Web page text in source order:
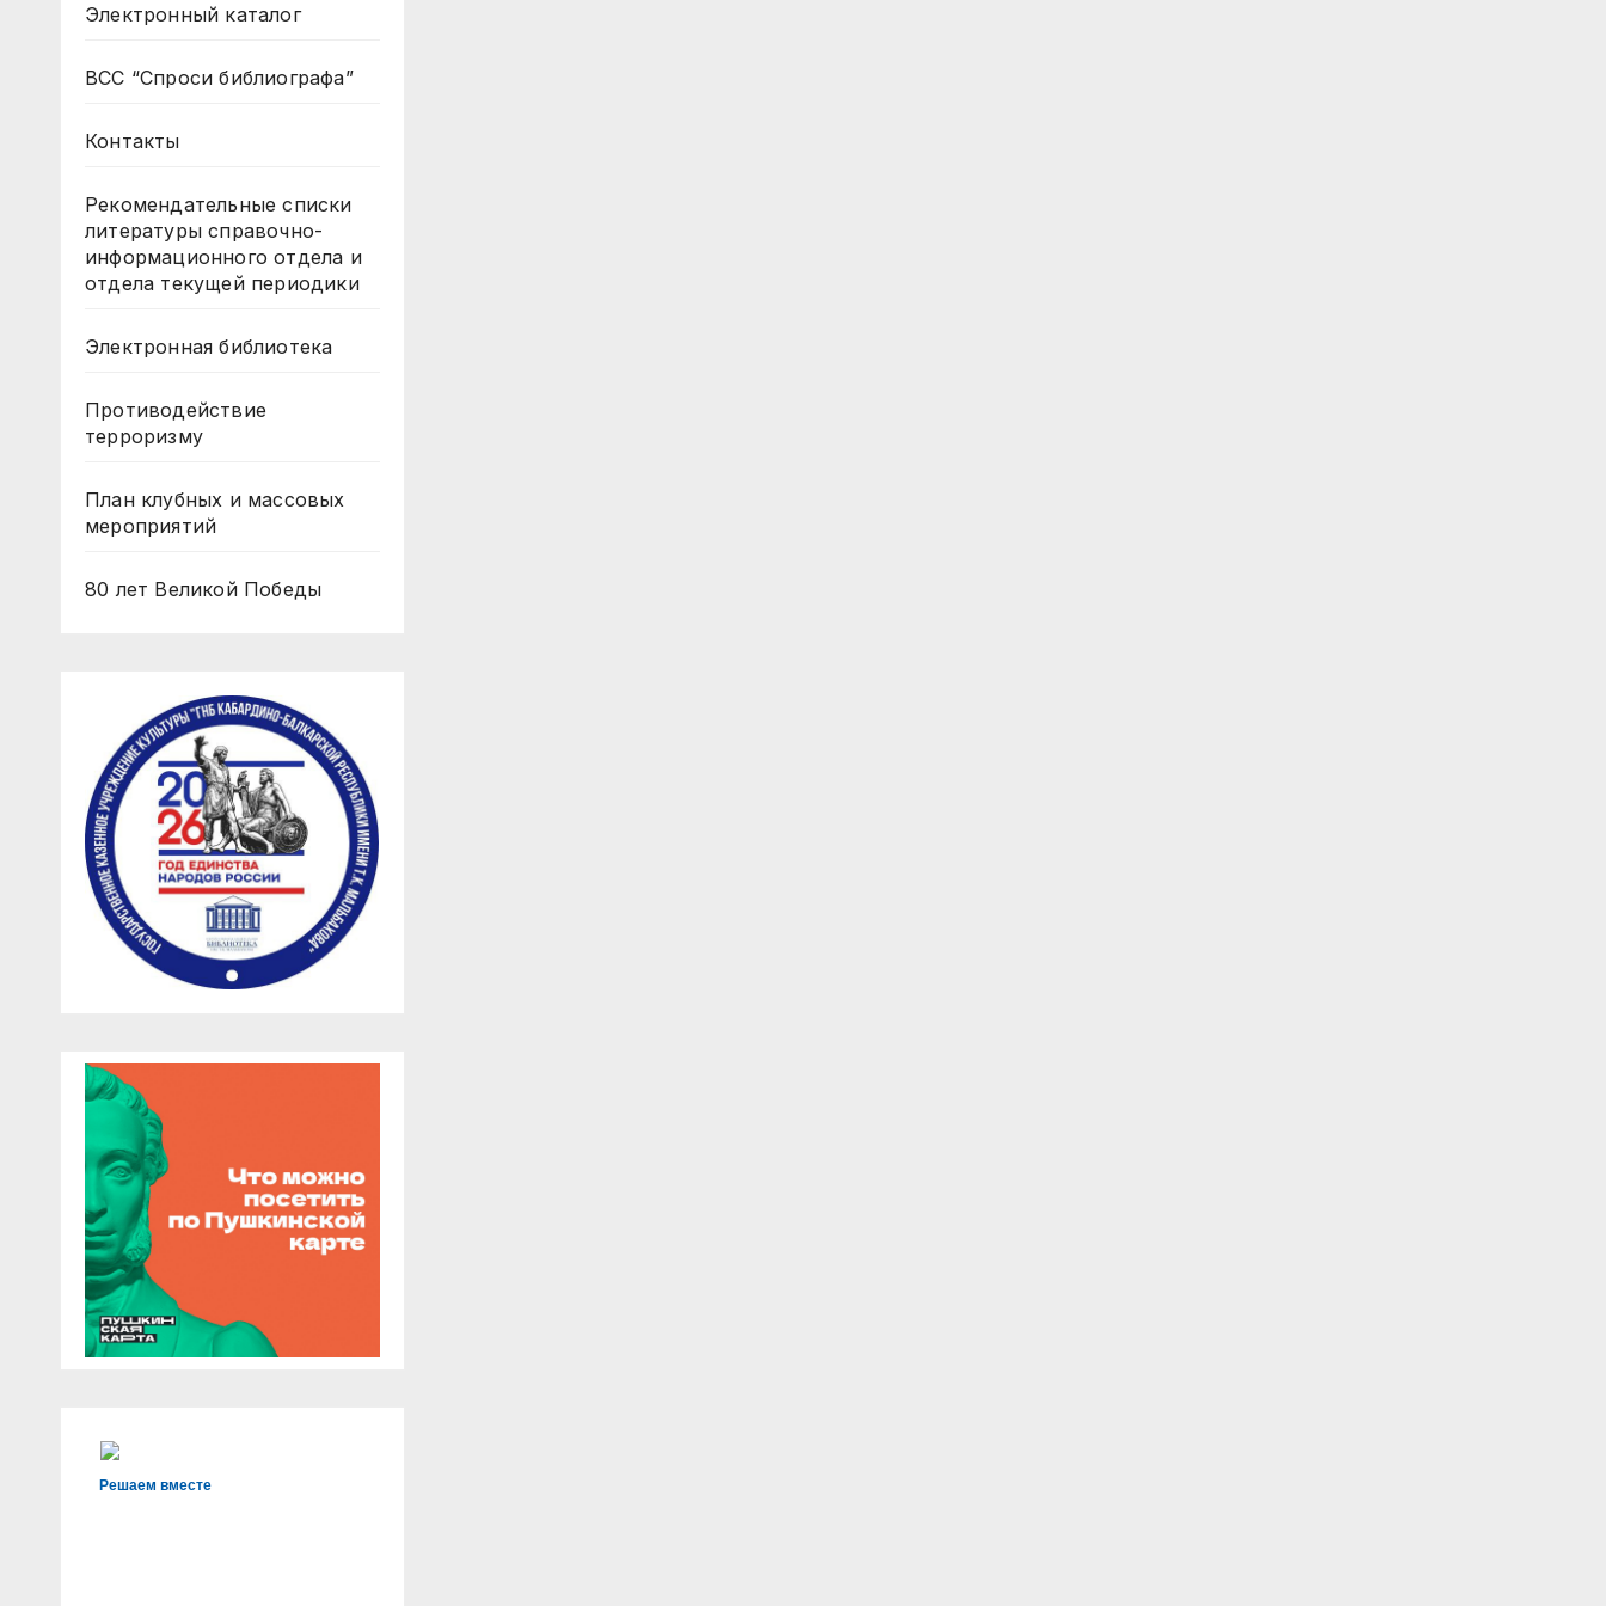
Электронный каталог
ВСС “Спроси библиографа”
Контакты
Рекомендательные списки
литературы справочно-
информационного отдела и
отдела текущей периодики
Электронная библиотека
Противодействие
терроризму
План клубных и массовых
мероприятий
80 лет Великой Победы
Решаем вместе